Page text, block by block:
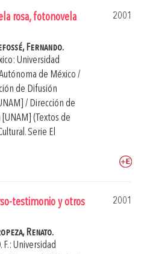
rosa, fotonovela
2001
Fernando.
Universidad
de México /
de Difusión
/ Dirección de
[UNAM] (Textos de
Serie El
testimonio y otros
2001
Renato.
F.: Universidad